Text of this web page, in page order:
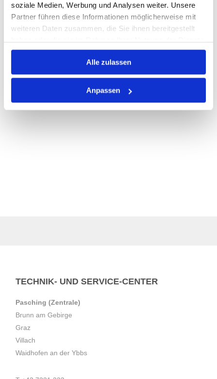
soziale Medien, Werbung und Analysen weiter. Unsere
Partner führen diese Informationen möglicherweise mit
weiteren Daten zusammen, die Sie ihnen bereitgestellt
gesammelt haben.
Alle zulassen
Anpassen
VARIANTEN
TECHNIK- UND SERVICE-CENTER
Pasching (Zentrale)
Brunn am Gebirge
Graz
Villach
Waidhofen an der Ybbs